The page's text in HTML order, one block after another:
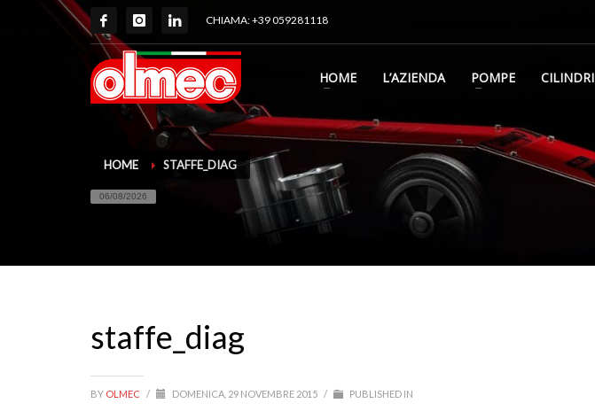
CHIAMA: +39 059281118
HOME L’AZIENDA POMPE CILINDRI
HOME STAFFE_DIAG
06/08/2026
staffe_diag
BY OLMEC / DOMENICA, 29 NOVEMBRE 2015 / PUBLISHED IN